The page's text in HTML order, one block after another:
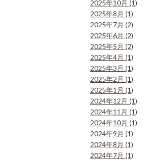
2025年10月 (1)
2025年8月 (1)
2025年7月 (2)
2025年6月 (2)
2025年5月 (2)
2025年4月 (1)
2025年3月 (1)
2025年2月 (1)
2025年1月 (1)
2024年12月 (1)
2024年11月 (1)
2024年10月 (1)
2024年9月 (1)
2024年8月 (1)
2024年7月 (1)